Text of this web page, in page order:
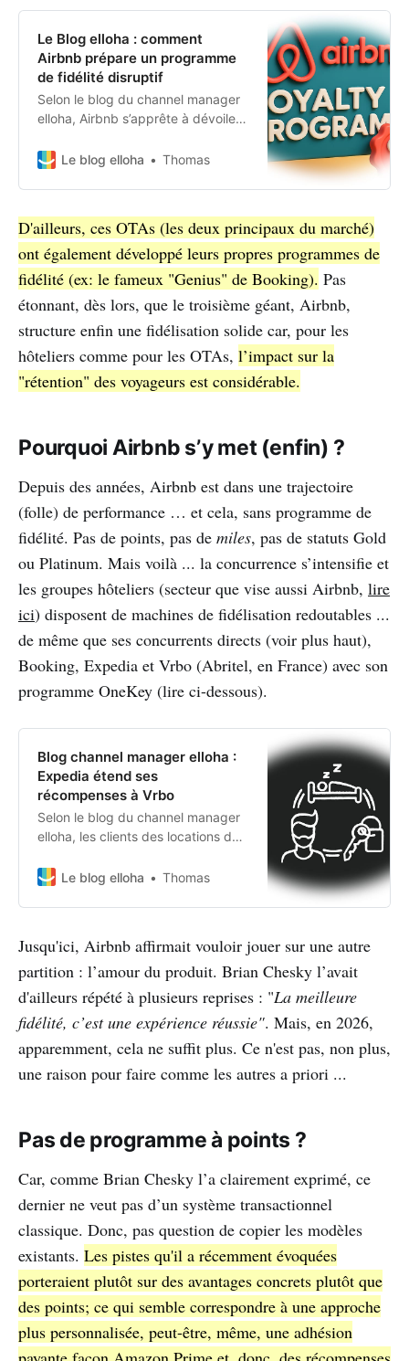
Le Blog elloha : comment
Airbnb prépare un programme
de fidélité disruptif
Selon le blog du channel manager
elloha, Airbnb s’apprête à dévoiler
d’adhésion — mais il renonce au
miser sur l’expérience
personnalisée, les accès exclusifs
et les réductions instantanées.
Le blog elloha Thomas
D'ailleurs, ces OTAs (les deux principaux du marché)
ont également développé leurs propres programmes de
fidélité (ex: le fameux "Genius" de Booking). Pas
étonnant, dès lors, que le troisième géant, Airbnb,
structure enfin une fidélisation solide car, pour les
hôteliers comme pour les OTAs, l’impact sur la
"rétention" des voyageurs est considérable.
Pourquoi Airbnb s’y met (enfin) ?
Depuis des années, Airbnb est dans une trajectoire
(folle) de performance … et cela, sans programme de
fidélité. Pas de points, pas de miles, pas de statuts Gold
ou Platinum. Mais voilà ... la concurrence s’intensifie et
les groupes hôteliers (secteur que vise aussi Airbnb, lire
ici) disposent de machines de fidélisation redoutables ...
de même que ses concurrents directs (voir plus haut),
Booking, Expedia et Vrbo (Abritel, en France) avec son
programme OneKey (lire ci-dessous).
Blog channel manager elloha :
Expedia étend ses
récompenses à Vrbo
Selon le blog du channel manager
elloha, les clients des locations de
pourront cumuler des points à
par exemple, pour acheter des
Le blog elloha Thomas
Jusqu'ici, Airbnb affirmait vouloir jouer sur une autre
partition : l’amour du produit. Brian Chesky l’avait
d'ailleurs répété à plusieurs reprises : "La meilleure
fidélité, c’est une expérience réussie". Mais, en 2026,
apparemment, cela ne suffit plus. Ce n'est pas, non plus,
une raison pour faire comme les autres a priori ...
Pas de programme à points ?
Car, comme Brian Chesky l’a clairement exprimé, ce
dernier ne veut pas d’un système transactionnel
classique. Donc, pas question de copier les modèles
existants. Les pistes qu'il a récemment évoquées
porteraient plutôt sur des avantages concrets plutôt que
des points; ce qui semble correspondre à une approche
plus personnalisée, peut-être, même, une adhésion